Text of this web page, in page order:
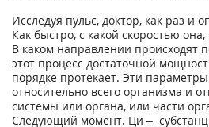
Исследуя пульс, доктор, как раз и
Как быстро, с какой скоростью
В каком направлении происходят
этот процесс достаточной
порядке протекает. Эти
относительно всего организма и
системы или органа, или части
Следующий момент. Ци –